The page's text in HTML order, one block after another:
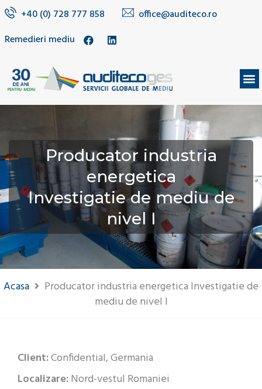
+40 (0) 728 777 858
office@auditeco.ro
Remedieri mediu
Producator industria
energetica
Investigatie de mediu de
nivel I
Acasa
Producator industria energetica Investigatie de
mediu de nivel I
Client:Confidential, Germania
Localizare:Nord-vestul Romaniei